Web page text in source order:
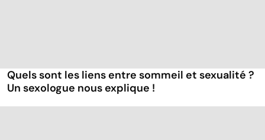
Quels sont les liens entre sommeil et sexualité ?
Un sexologue nous explique !